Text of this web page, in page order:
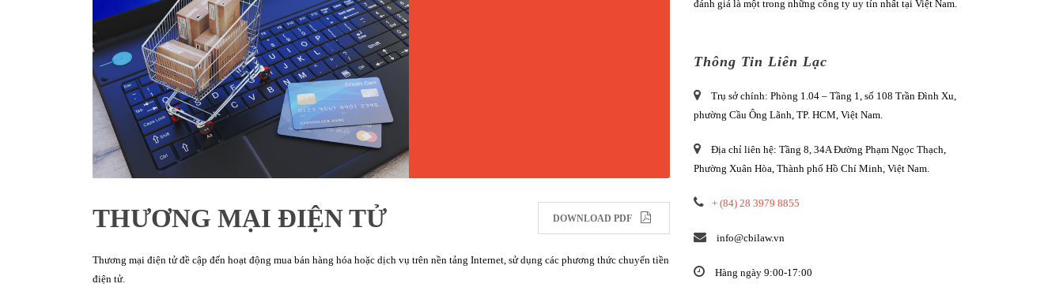
DOWNLOAD PDF
THƯƠNG MẠI ĐIỆN TỬ
Thương mại điện tử đề cập đến hoạt động mua bán hàng hóa hoặc dịch vụ trên nền tảng Internet, sử dụng các phương thức chuyển tiền
điện tử.
đánh giá là một trong những công ty uy tín nhất tại Việt Nam.
Thông Tin Liên Lạc
Trụ sở chính: Phòng 1.04 – Tầng 1, số 108 Trần Đình Xu,
phường Cầu Ông Lãnh, TP. HCM, Việt Nam.
Địa chỉ liên hệ: Tầng 8, 34A Đường Phạm Ngọc Thạch,
Phường Xuân Hòa, Thành phố Hồ Chí Minh, Việt Nam.
+ (84) 28 3979 8855
info@cbilaw.vn
Hàng ngày 9:00-17:00